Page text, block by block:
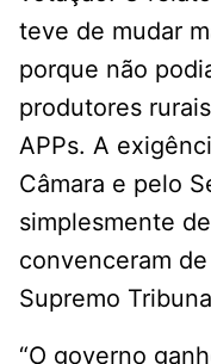
teve de mudar
porque não
produtores
APPs. A
Câmara e pelo
simplesmente
convenceram
Supremo
“O governo